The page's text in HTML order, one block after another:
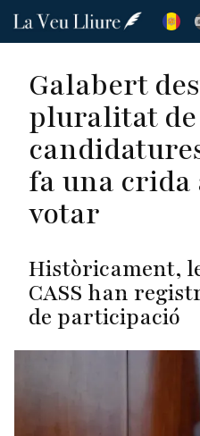
Vés
Galabert
pluralitat de
fa una crida
votar
Històricament,
CASS han
de participació